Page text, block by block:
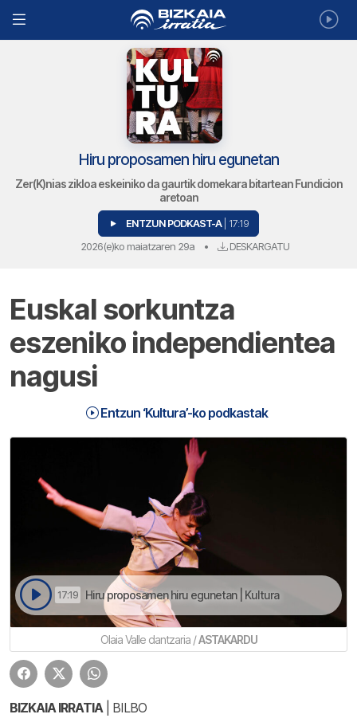
Hiru proposamen hiru egunetan
Zer(K)nias zikloa eskeiniko da gaurtik domekara bitartean Fundicion
aretoan
ENTZUN PODKAST-A | 17:19
2026(e)ko maiatzaren 29a • DESKARGATU
Euskal sorkuntza
eszeniko independientea
nagusi
Entzun ‘Kultura’-ko podkastak
17:19 Hiru proposamen hiru egunetan | Kultura
Olaia Valle dantzaria /ASTAKARDU
BIZKAIA IRRATIA | BILBO